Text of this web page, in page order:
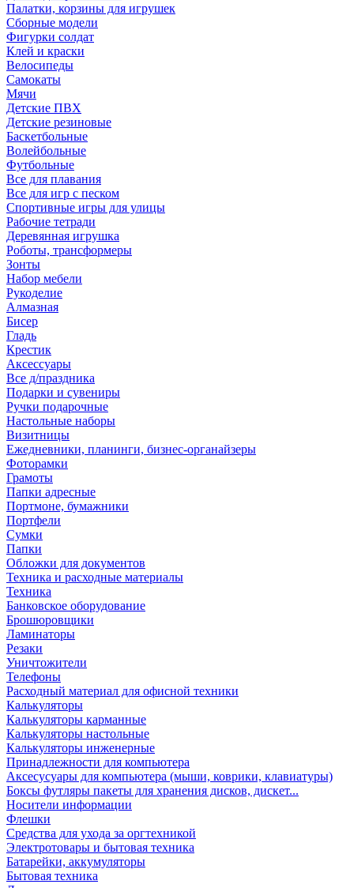
Палатки, корзины для игрушек
Сборные модели
Фигурки солдат
Клей и краски
Велосипеды
Самокаты
Мячи
Детские ПВХ
Детские резиновые
Баскетбольные
Волейбольные
Футбольные
Все для плавания
Все для игр с песком
Спортивные игры для улицы
Рабочие тетради
Деревянная игрушка
Роботы, трансформеры
Зонты
Набор мебели
Рукоделие
Алмазная
Бисер
Гладь
Крестик
Аксессуары
Все д/праздника
Подарки и сувениры
Ручки подарочные
Настольные наборы
Визитницы
Ежедневники, планинги, бизнес-органайзеры
Фоторамки
Грамоты
Папки адресные
Портмоне, бумажники
Портфели
Сумки
Папки
Обложки для документов
Техника и расходные материалы
Техника
Банковское оборудование
Брошюровщики
Ламинаторы
Резаки
Уничтожители
Телефоны
Расходный материал для офисной техники
Калькуляторы
Калькуляторы карманные
Калькуляторы настольные
Калькуляторы инженерные
Принадлежности для компьютера
Аксесусуары для компьютера (мыши, коврики, клавиатуры)
Боксы футляры пакеты для хранения дисков, дискет...
Носители информации
Флешки
Средства для ухода за оргтехникой
Электротовары и бытовая техника
Батарейки, аккумуляторы
Бытовая техника